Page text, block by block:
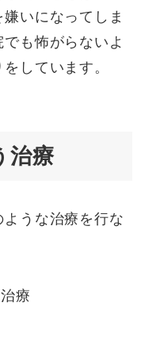
いになってしま
も怖がらないよ
しています。
治療
うな治療を行な
療